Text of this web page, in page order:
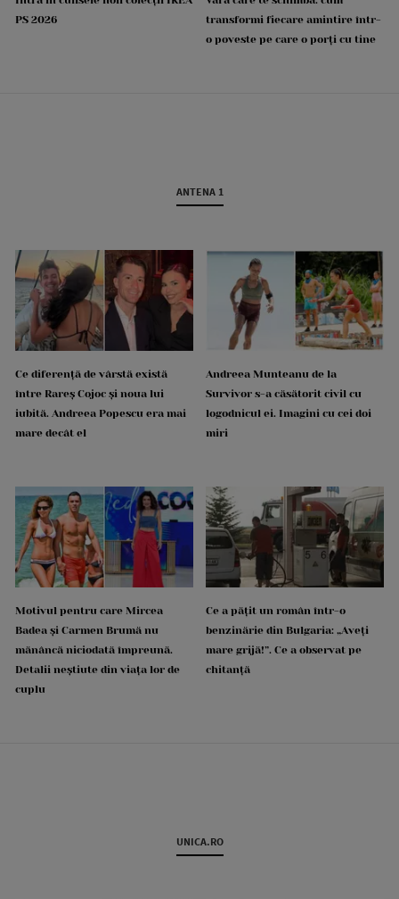
PS 2026
transformi fiecare amintire într-
o poveste pe care o porți cu tine
ANTENA 1
Ce diferență de vârstă există
între Rareș Cojoc și noua lui
iubită. Andreea Popescu era mai
mare decât el
Andreea Munteanu de la
Survivor s-a căsătorit civil cu
logodnicul ei. Imagini cu cei doi
miri
Motivul pentru care Mircea
Badea și Carmen Brumă nu
mănâncă niciodată împreună.
Detalii neștiute din viața lor de
cuplu
Ce a pățit un român într-o
benzinărie din Bulgaria: „Aveți
mare grijă!”. Ce a observat pe
chitanță
UNICA.RO